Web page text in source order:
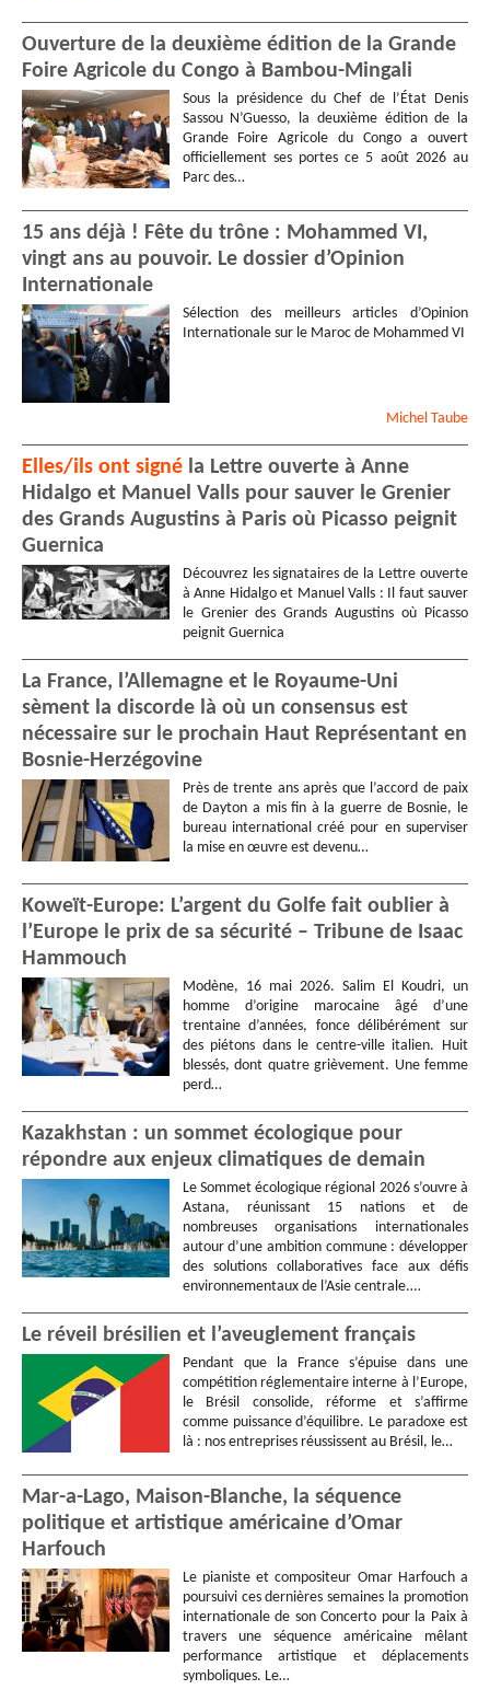
Ouverture de la deuxième édition de la Grande
Foire Agricole du Congo à Bambou-Mingali
Sous la présidence du Chef de l’État Denis
Sassou N’Guesso, la deuxième édition de la
Grande Foire Agricole du Congo a ouvert
officiellement ses portes ce 5 août 2026 au
Parc des…
15 ans déjà ! Fête du trône : Mohammed VI,
vingt ans au pouvoir. Le dossier d’Opinion
Internationale
Sélection des meilleurs articles d’Opinion
Internationale sur le Maroc de Mohammed VI
Michel Taube
Elles/ils ont signé la Lettre ouverte à Anne
Hidalgo et Manuel Valls pour sauver le Grenier
des Grands Augustins à Paris où Picasso peignit
Guernica
Découvrez les signataires de la Lettre ouverte
à Anne Hidalgo et Manuel Valls : Il faut sauver
le Grenier des Grands Augustins où Picasso
peignit Guernica
La France, l’Allemagne et le Royaume-Uni
sèment la discorde là où un consensus est
nécessaire sur le prochain Haut Représentant en
Bosnie-Herzégovine
Près de trente ans après que l’accord de paix
de Dayton a mis fin à la guerre de Bosnie, le
bureau international créé pour en superviser
la mise en œuvre est devenu…
Koweït-Europe: L’argent du Golfe fait oublier à
l’Europe le prix de sa sécurité – Tribune de Isaac
Hammouch
Modène, 16 mai 2026. Salim El Koudri, un
homme d’origine marocaine âgé d’une
trentaine d’années, fonce délibérément sur
des piétons dans le centre-ville italien. Huit
blessés, dont quatre grièvement. Une femme
perd…
Kazakhstan : un sommet écologique pour
répondre aux enjeux climatiques de demain
Le Sommet écologique régional 2026 s’ouvre à
Astana, réunissant 15 nations et de
nombreuses organisations internationales
autour d’une ambition commune : développer
des solutions collaboratives face aux défis
environnementaux de l’Asie centrale.…
Le réveil brésilien et l’aveuglement français
Pendant que la France s’épuise dans une
compétition réglementaire interne à l’Europe,
le Brésil consolide, réforme et s’affirme
comme puissance d’équilibre. Le paradoxe est
là : nos entreprises réussissent au Brésil, le…
Mar-a-Lago, Maison-Blanche, la séquence
politique et artistique américaine d’Omar
Harfouch
Le pianiste et compositeur Omar Harfouch a
poursuivi ces dernières semaines la promotion
internationale de son Concerto pour la Paix à
travers une séquence américaine mêlant
performance artistique et déplacements
symboliques. Le…